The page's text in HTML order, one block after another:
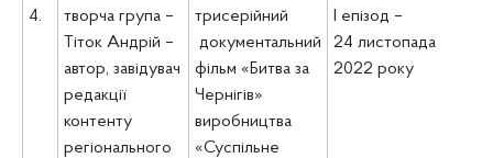
4.
творча група –
Тіток Андрій –
автор, завідувач
редакції
контенту
регіонального
трисерійний
документальний
фільм «Битва за
Чернігів»
виробництва
«Суспільне
І епізод –
24 листопада
2022 року